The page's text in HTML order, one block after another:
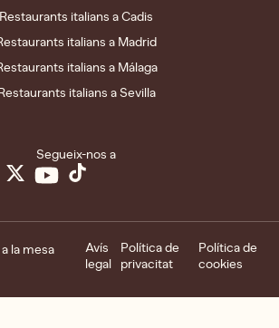
Restaurants italians a Cadis
italians a Madrid
italians a Málaga
italians a Sevilla
Segueix-nos a
la mesa
Avís
legal
Política de
privacitat
Política de
cookies